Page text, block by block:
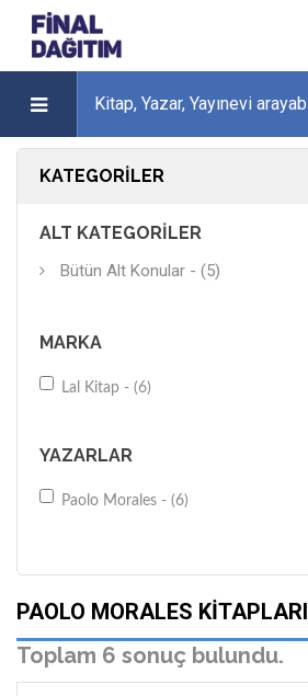
KATEGORILER
ALT KATEGORILER
Bütün Alt Konular - (5)
MARKA
Lal Kitap - (6)
YAZARLAR
Paolo Morales - (6)
PAOLO MORALES KITAPLARI
Toplam 6 sonuç bulundu.